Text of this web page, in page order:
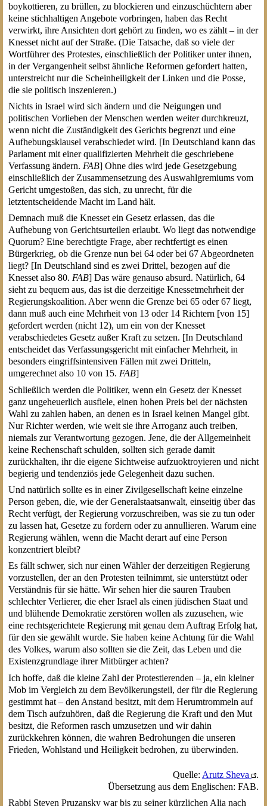
boykottieren, zu brüllen, zu blockieren und einzuschüchtern aber
keine stichhaltigen Angebote vorbringen, haben das Recht
verwirkt, ihre Ansichten dort gehört zu finden, wo es zählt – in der
Knesset nicht auf der Straße. (Die Tatsache, daß so viele der
Wortführer des Protestes, einschließlich der Politiker unter ihnen,
in der Vergangenheit selbst ähnliche Reformen gefordert hatten,
unterstreicht nur die Scheinheiligkeit der Linken und die Posse,
die sie politisch inszenieren.)
Nichts in Israel wird sich ändern und die Neigungen und
politischen Vorlieben der Menschen werden weiter durchkreuzt,
wenn nicht die Zuständigkeit des Gerichts begrenzt und eine
Aufhebungsklausel verabschiedet wird. [In Deutschland kann das
Parlament mit einer qualifizierten Mehrheit die geschriebene
Verfassung ändern. FAB] Ohne dies wird jede Gesetzgebung
einschließlich der Zusammensetzung des Auswahlgremiums vom
Gericht umgestoßen, das sich, zu unrecht, für die
letztentscheidende Macht im Land hält.
Demnach muß die Knesset ein Gesetz erlassen, das die
Aufhebung von Gerichtsurteilen erlaubt. Wo liegt das notwendige
Quorum? Eine berechtigte Frage, aber rechtfertigt es einen
Bürgerkrieg, ob die Grenze nun bei 64 oder bei 67 Abgeordneten
liegt? [In Deutschland sind es zwei Drittel, bezogen auf die
Knesset also 80. FAB] Das wäre genauso absurd. Natürlich, 64
sieht zu bequem aus, das ist die derzeitige Knessetmehrheit der
Regierungskoalition. Aber wenn die Grenze bei 65 oder 67 liegt,
dann muß auch eine Mehrheit von 13 oder 14 Richtern [von 15]
gefordert werden (nicht 12), um ein von der Knesset
verabschiedetes Gesetz außer Kraft zu setzen. [In Deutschland
entscheidet das Verfassungsgericht mit einfacher Mehrheit, in
besonders eingriffsintensiven Fällen mit zwei Dritteln,
umgerechnet also 10 von 15. FAB]
Schließlich werden die Politiker, wenn ein Gesetz der Knesset
ganz ungeheuerlich ausfiele, einen hohen Preis bei der nächsten
Wahl zu zahlen haben, an denen es in Israel keinen Mangel gibt.
Nur Richter werden, wie weit sie ihre Arroganz auch treiben,
niemals zur Verantwortung gezogen. Jene, die der Allgemeinheit
keine Rechenschaft schulden, sollten sich gerade damit
zurückhalten, ihr die eigene Sichtweise aufzuoktroyieren und nicht
begierig und tendenziös jede Gelegenheit dazu suchen.
Und natürlich sollte es in einer Zivilgesellschaft keine einzelne
Person geben, die, wie der Generalstaatsanwalt, einseitig über das
Recht verfügt, der Regierung vorzuschreiben, was sie zu tun oder
zu lassen hat, Gesetze zu fordern oder zu annullieren. Warum eine
Regierung wählen, wenn die Macht derart auf eine Person
konzentriert bleibt?
Es fällt schwer, sich nur einen Wähler der derzeitigen Regierung
vorzustellen, der an den Protesten teilnimmt, sie unterstützt oder
Verständnis für sie hätte. Wir sehen hier die sauren Trauben
schlechter Verlierer, die eher Israel als einen jüdischen Staat und
und blühende Demokratie zerstören wollen als zuzusehen, wie
eine rechtsgerichtete Regierung mit genau dem Auftrag Erfolg hat,
für den sie gewählt wurde. Sie haben keine Achtung für die Wahl
des Volkes, warum also sollten sie die Zeit, das Leben und die
Existenzgrundlage ihrer Mitbürger achten?
Ich hoffe, daß die kleine Zahl der Protestierenden – ja, ein kleiner
Mob im Vergleich zu dem Bevölkerungsteil, der für die Regierung
gestimmt hat – den Anstand besitzt, mit dem Herumtrommeln auf
dem Tisch aufzuhören, daß die Regierung die Kraft und den Mut
besitzt, die Reformen rasch umzusetzen und wir dahin
zurückkehren können, die wahren Bedrohungen die unseren
Frieden, Wohlstand und Heiligkeit bedrohen, zu überwinden.
Quelle: Arutz Sheva .
Übersetzung aus dem Englischen: FAB.
Rabbi Steven Pruzansky war bis zu seiner kürzlichen Alia nach